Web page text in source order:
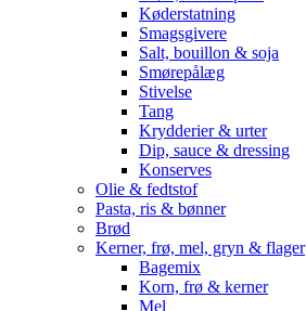
Køderstatning
Smagsgivere
Salt, bouillon & soja
Smørepålæg
Stivelse
Tang
Krydderier & urter
Dip, sauce & dressing
Konserves
Olie & fedtstof
Pasta, ris & bønner
Brød
Kerner, frø, mel, gryn & flager
Bagemix
Korn, frø & kerner
Mel